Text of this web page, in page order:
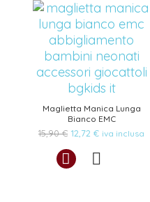
Maglietta Manica Lunga
Bianco EMC
15,90€ Il
originale
era:
12,72€Il
attuale
è:
iva inclusa